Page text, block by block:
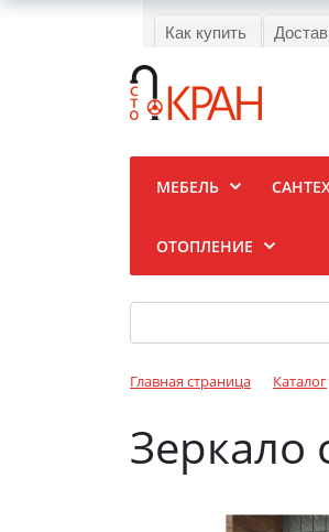
Как купить
МЕБЕЛЬ
ОТОПЛЕНИЕ
Главная страница Каталог
Зеркало